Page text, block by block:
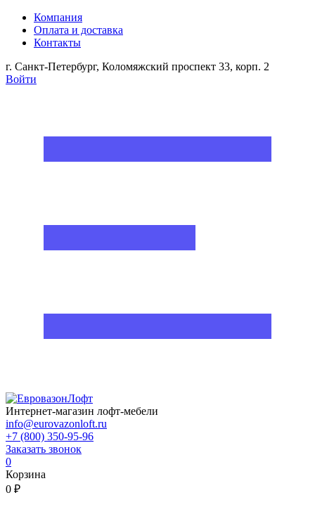
Компания
Оплата и доставка
Контакты
г. Санкт-Петербург, Коломяжский проспект 33, корп. 2
Войти
Интернет-магазин лофт-мебели
info@eurovazonloft.ru
+7 (800) 350-95-96
Заказать звонок
0
Корзина
0 ₽